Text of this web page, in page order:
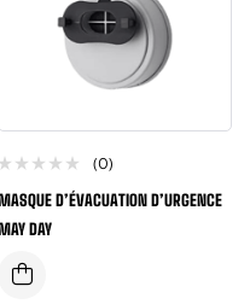
(0)
D’ÉVACUATION D’URGENCE
DAY